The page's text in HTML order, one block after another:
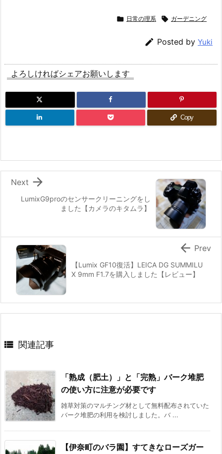
 日常の理系  ガーデニング
 Posted by Yuki
よろしければシェアお願いします
Copy
LumixG9proのセンサークリーニングをし
ました【カメラのキタムラ】

Next
【Lumix GF10復活】LEICA DG SUMMILU
X 9mm F1.7を購入しました【レビュー】
 Prev
 関連記事
「熟成（肥土）」と「完熟」バーク堆肥
の使い方に注意が必要です
雑草対策のマルチング材として無料配布されていた
バーク堆肥の利用を検討しました。バ ...
【伊奈町のバラ園】すてきなローズガー